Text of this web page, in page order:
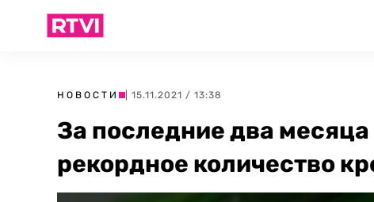
НОВОСТИ | 15.11.2021 / 13:38
За последние два
рекордное количество